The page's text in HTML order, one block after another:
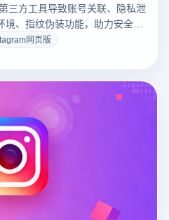
三方工具导致账号关联、隐私泄
境、指纹伪装功能，助力安全高
网站与操作指令！
网页版